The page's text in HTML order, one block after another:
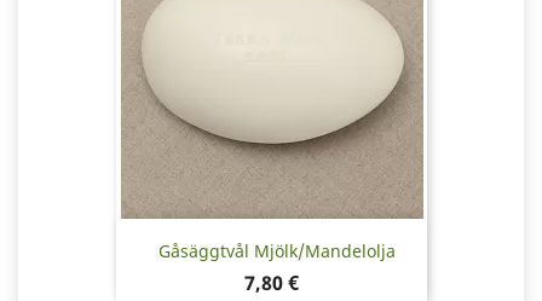
Gåsäggtvål Mjölk/mandelolja
Pris
7,80 €